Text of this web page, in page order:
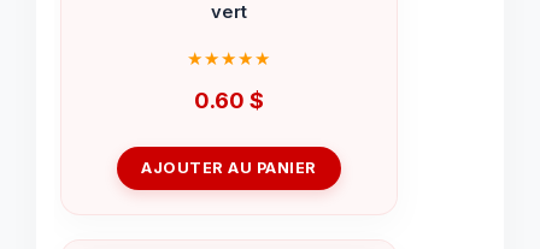
vert
0.60 $
AJOUTER AU PANIER